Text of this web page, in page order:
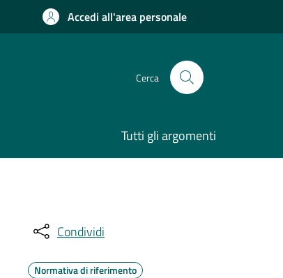
Accedi all'area personale
Cerca
Tutti gli argomenti
Condividi
Normativa di riferimento